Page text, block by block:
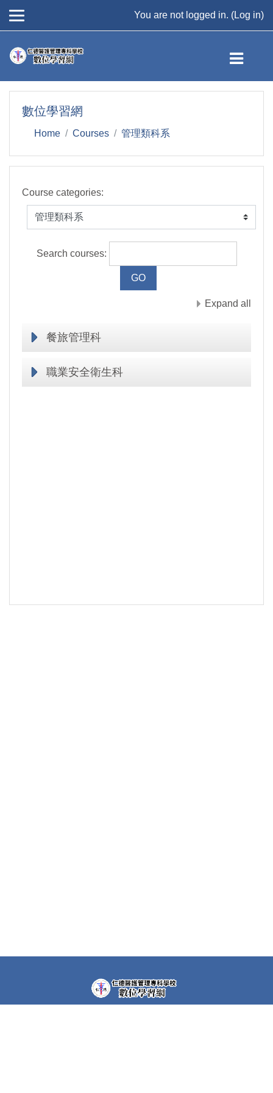
You are not logged in. (Log in)
數位學習網
Home Courses 管理類科系
Course categories:
Search courses:
Expand all
餐旅管理科
職業安全衛生科